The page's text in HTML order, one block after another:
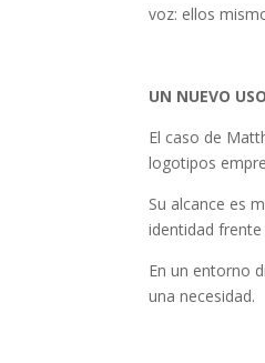
voz: ellos
UN NUEVO
El caso de
logotipos
Su alcance es
identidad
En un entorno
una necesidad.